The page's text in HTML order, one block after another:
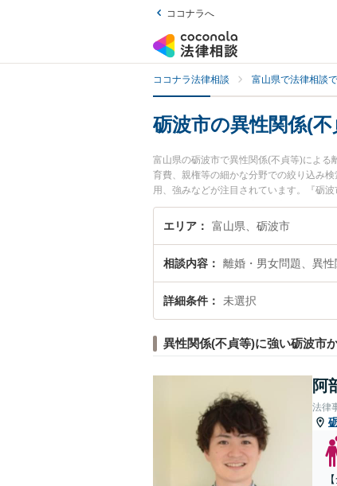
ココナラへ
ココナラ法律相談 富山県で法律相談
砺波市の異性関係(
富山県の砺波市で異性関係(不貞等)によ
育費、親権等の細かな分野での絞り込み
用、強みなどが注目されています。『砺
問題のトラブル解決の実績豊富な近くの
困りの相談者さんにおすすめです。
エリア 富山県、砺波市
相談内容 離婚・男女問題、異
詳細条件 未選択
異性関係(不貞等)に強い砺波市
阿
法律